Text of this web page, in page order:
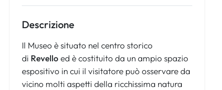
Descrizione
Il Museo è situato nel centro storico
di Revelloed è costituito da un ampio spazio
espositivo in cui il visitatore può osservare da
vicino molti aspetti della ricchissima natura